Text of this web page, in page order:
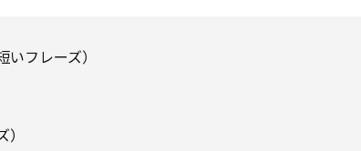
フレーズ）